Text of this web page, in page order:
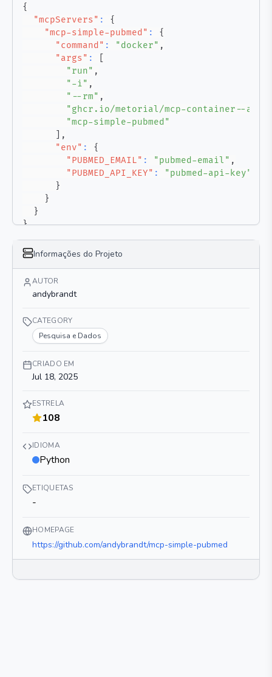
{
"mcpServers" :
{
"mcp-simple-pubmed" :
{
"command" : "docker" ,
"args" :
"run" ,
"-i" ,
"--rm" ,
"ghcr.io/metorial/mcp-container--
"mcp-simple-pubmed"
,
"env" :
{
"PUBMED_EMAIL" : "pubmed-email" ,
"PUBMED_API_KEY" :
"pubmed-api-key"
}
}
}
}
Informações do Projeto
AUTOR
andybrandt
CATEGORY
Pesquisa e Dados
CRIADO EM
Jul 18, 2025
ESTRELA
108
IDIOMA
Python
ETIQUETAS
-
HOMEPAGE
https://github.com/andybrandt/mcp-simple-pubmed